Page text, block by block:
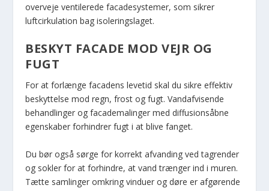
overveje ventilerede facadesystemer, som sikrer
luftcirkulation bag isoleringslaget.
BESKYT FACADE MOD VEJR OG
FUGT
For at forlænge facadens levetid skal du sikre effektiv
beskyttelse mod regn, frost og fugt. Vandafvisende
behandlinger og facademalinger med diffusionsåbne
egenskaber forhindrer fugt i at blive fanget.
Du bør også sørge for korrekt afvanding ved tagrender
og sokler for at forhindre, at vand trænger ind i muren.
Tætte samlinger omkring vinduer og døre er afgørende